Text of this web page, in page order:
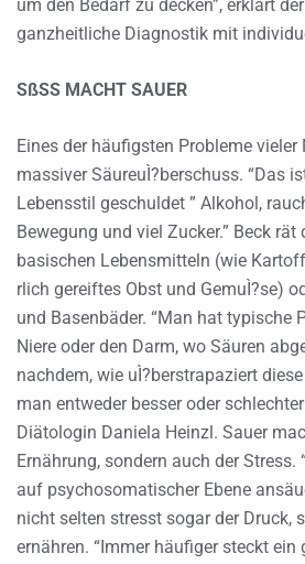
um den Bedarf zu decken”, erklärt
ganzheitliche Diagnostik mit
SßSS MACHT SAUER
Eines der häufigsten Probleme vieler
massiver SäureuÌ?berschuss. “Das
Lebensstil geschuldet ” Alkohol,
Bewegung und viel Zucker.” Beck rät
basischen Lebensmitteln (wie
rlich gereiftes Obst und GemuÌ?se)
und Basenbäder. “Man hat typische
Niere oder den Darm, wo Säuren
nachdem, wie uÌ?berstrapaziert
man entweder besser oder
Diätologin Daniela Heinzl. Sauer
Ernährung, sondern auch der Stress.
auf psychosomatischer Ebene
nicht selten stresst sogar der Druck,
ernähren. “Immer häufiger steckt ein